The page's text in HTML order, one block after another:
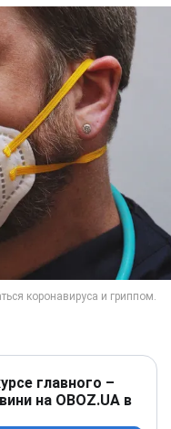
главного –
на OBOZ.UA в